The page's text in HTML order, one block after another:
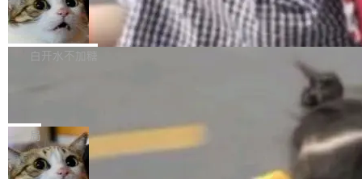
果员工带走机密信...
体验WorkBuddy鸿蒙PC版前，请将 HUAWEI M
atePad Edge 升级至 HarmonyOS 6.1.0.135S
P9 patch03及以上版本。 *升级路径：设置 > 搜
处：FFmpeg 9.0 的代号是“Lei”。 这个名字，
来自中国开发者雷霄骅（Lei Xiaohua）。 对于
很多中国音视频开发者而言，这个名字并不陌
“启蒙老师”。 而今年，恰好是雷霄骅离世十周
年。FFmpeg 社区最终选择用一个大版本的名
字，留下了这份纪念。 雷霄骅曾是中国传媒大学
亚马逊成本失控：AI 写代码烧掉 1215
万元，超预算 860%
外媒近日曝光了亚马逊的多份内部报告显示，AI
导致公司在多个项目上超支。《金融时报》报道
编写程序，目标是完成电商平台作者信息与商品
列表的数据匹配 —— 一项常规的数据处理任
务，最终却产生了 180 万美元的账单，实际支出
白开水不加糖
e CEO Clément Delangue 在 CNBC 的采访里
没有拐弯抹角。他说中国正在赢得 AI 竞赛，而
且按目前的速度，中国 AI 工具预计在今年底或
局
当 AI agent 把源码变成了最好的扩展系